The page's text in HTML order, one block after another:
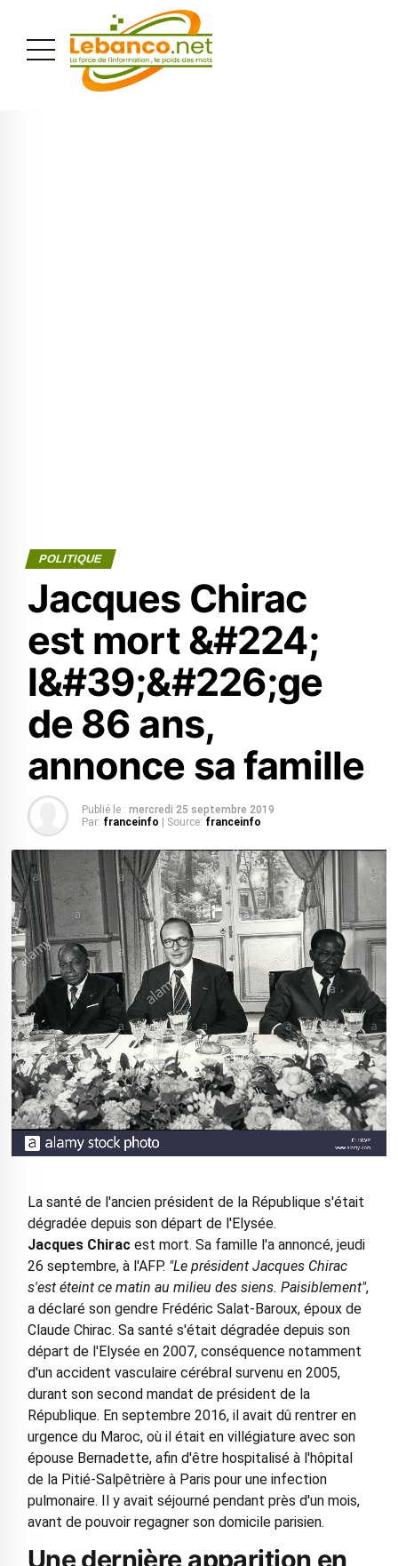
POLITIQUE
Jacques Chirac
est mort &#224;
l&#39;&#226;ge
de 86 ans,
annonce sa famille
Publié le : mercredi 25 septembre 2019
Par: franceinfo | Source: franceinfo
La santé de l'ancien président de la République s'était
dégradée depuis son départ de l'Elysée.
Jacques Chiracest mort. Sa famille l'a annoncé, jeudi
26 septembre, à l'AFP. "Le président Jacques Chirac
s'est éteint ce matin au milieu des siens. Paisiblement",
a déclaré son gendre Frédéric Salat-Baroux, époux de
Claude Chirac. Sa santé s'était dégradée depuis son
départ de l'Elysée en 2007, conséquence notamment
d'un accident vasculaire cérébral survenu en 2005,
durant son second mandat de président de la
République. En septembre 2016, il avait dû rentrer en
urgence du Maroc, où il était en villégiature avec son
épouse Bernadette, afin d'être hospitalisé à l'hôpital
de la Pitié-Salpêtrière à Paris pour une infection
pulmonaire. Il y avait séjourné pendant près d'un mois,
avant de pouvoir regagner son domicile parisien.
Une dernière apparition en